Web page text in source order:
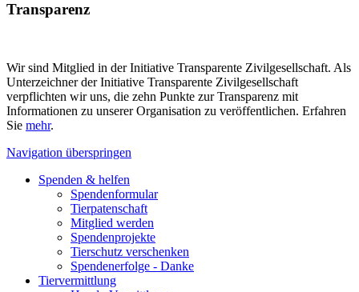
Transparenz
Wir sind Mitglied in der Initiative Transparente Zivilgesellschaft. Als
Unterzeichner der Initiative Transparente Zivilgesellschaft
verpflichten wir uns, die zehn Punkte zur Transparenz mit
Informationen zu unserer Organisation zu veröffentlichen. Erfahren
Sie mehr.
Navigation überspringen
Spenden & helfen
Spendenformular
Tierpatenschaft
Mitglied werden
Spendenprojekte
Tierschutz verschenken
Spendenerfolge - Danke
Tiervermittlung